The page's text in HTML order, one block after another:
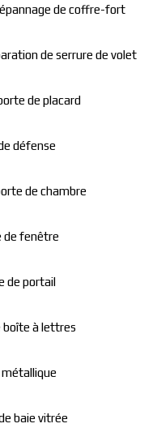
de coffre-fort
de serrure de volet
de placard
défense
de chambre
de fenêtre
de portail
boîte à lettres
baie vitrée